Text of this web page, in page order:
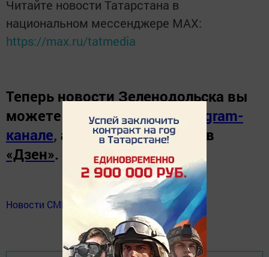
Читайте новости Татарстана в
национальном мессенджере MАХ:
https://max.ru/tatmedia
Теперь новости Зеленодольска вы
можете узнать в нашем Telegram-
канале, а также читайте нас в
«Дзен».
Новости СМИ2